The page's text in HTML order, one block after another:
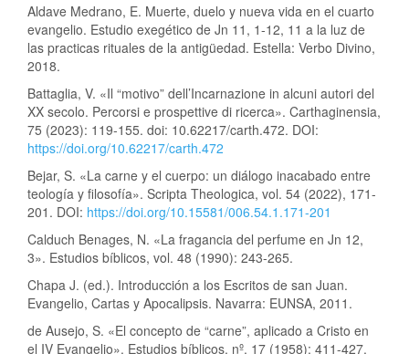
Aldave Medrano, E. Muerte, duelo y nueva vida en el cuarto
evangelio. Estudio exegético de Jn 11, 1-12, 11 a la luz de
las practicas rituales de la antigüedad. Estella: Verbo Divino,
2018.
Battaglia, V. «Il “motivo” dell’Incarnazione in alcuni autori del
XX secolo. Percorsi e prospettive di ricerca». Carthaginensia,
75 (2023): 119-155. doi: 10.62217/carth.472. DOI:
https://doi.org/10.62217/carth.472
Bejar, S. «La carne y el cuerpo: un diálogo inacabado entre
teología y filosofía». Scripta Theologica, vol. 54 (2022), 171-
201. DOI: https://doi.org/10.15581/006.54.1.171-201
Calduch Benages, N. «La fragancia del perfume en Jn 12,
3». Estudios bíblicos, vol. 48 (1990): 243-265.
Chapa J. (ed.). Introducción a los Escritos de san Juan.
Evangelio, Cartas y Apocalipsis. Navarra: EUNSA, 2011.
de Ausejo, S. «El concepto de “carne”, aplicado a Cristo en
el IV Evangelio». Estudios bíblicos, nº. 17 (1958): 411-427.